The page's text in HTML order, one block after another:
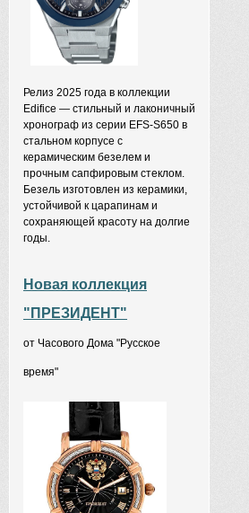
Релиз 2025 года в коллекции
Edifice — стильный и лаконичный
хронограф из серии EFS-S650 в
стальном корпусе с
керамическим безелем и
прочным сапфировым стеклом.
Безель изготовлен из керамики,
устойчивой к царапинам и
сохраняющей красоту на долгие
годы.
Новая коллекция
"ПРЕЗИДЕНТ"
от Часового Дома "Русское
время"